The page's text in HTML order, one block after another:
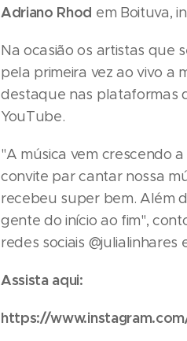
Adriano Rhod em Boituva,
Na ocasião os artistas que
pela primeira vez ao vivo a
destaque nas plataformas
YouTube.
"A música vem crescendo
convite par cantar nossa
recebeu super bem. Além
gente do início ao fim",
redes sociais
Assista aqui:
https://